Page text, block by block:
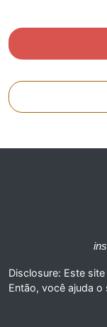
Disclosure: Este
Então, você ajuda